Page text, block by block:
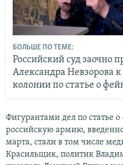
БОЛЬШЕ ПО ТЕМЕ:
Российский суд заочно
Александра Невзорова
колонии по статье о
Фигурантами дел по статье
российскую армию,
марта, стали в том числе
Красильщик, политик